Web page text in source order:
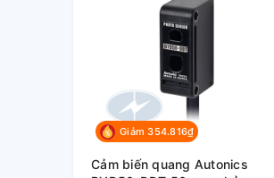
phạm vi 15m, thu phát
4 Giảm 354.816₫
Cảm biến quang Autonics